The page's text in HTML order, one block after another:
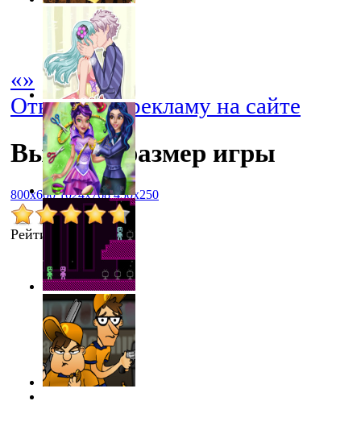
«»
Отключить рекламу на сайте
Выбрать размер игры
800x600 1024x768 450x250
Рейтинг